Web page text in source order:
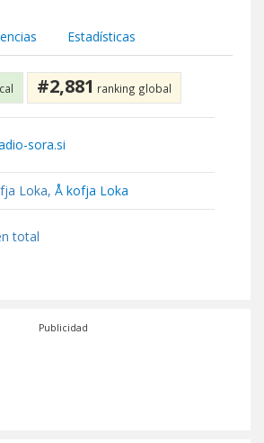
Estadísticas
#2,881 ranking global
sora.si
Loka, Å kofja Loka
total
Publicidad